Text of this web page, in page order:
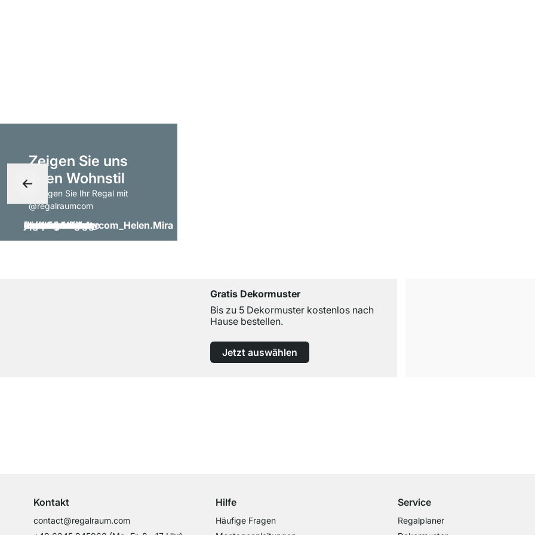
Zeigen Sie uns
Ihren Wohnstil
- taggen Sie Ihr Regal mit
@regalraumcom
Gratis Dekormuster
Bis zu 5 Dekormuster kostenlos nach
Hause bestellen.
Jetzt auswählen
Kontakt
contact@regalraum.com
Hilfe
Häufige Fragen
Service
Regalplaner